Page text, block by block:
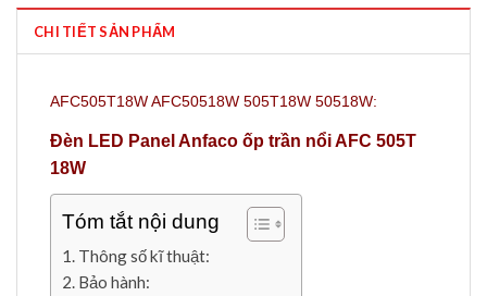
CHI TIẾT SẢN PHẨM
AFC505T18W AFC50518W 505T18W 50518W:
Đèn LED Panel Anfaco ốp trần nổi AFC 505T
18W
Tóm tắt nội dung
Thông số kĩ thuật:
Bảo hành: